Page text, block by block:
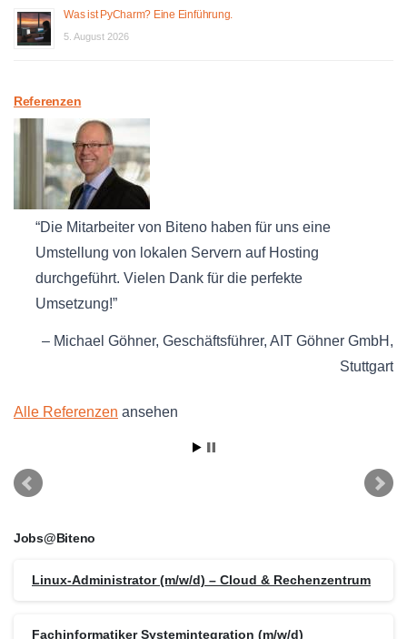
Was ist PyCharm? Eine Einführung.
5. August 2026
Referenzen
Die Mitarbeiter von Biteno haben für uns eine
Umstellung von lokalen Servern auf Hosting
durchgeführt. Vielen Dank für die perfekte
Umsetzung!
Michael Göhner Geschäftsführer AIT Göhner GmbH
Stuttgart
Alle Referenzen ansehen
Jobs@Biteno
Linux-Administrator (m/w/d) – Cloud & Rechenzentrum
Fachinformatiker Systemintegration (m/w/d)